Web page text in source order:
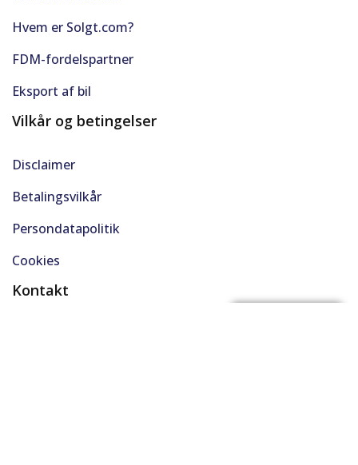
Hvem er Solgt.com?
FDM-fordelspartner
Eksport af bil
Vilkår og betingelser
Disclaimer
Betalingsvilkår
Persondatapolitik
Cookies
Kontakt